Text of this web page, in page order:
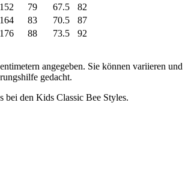
152 79 67.5
82
164 83 70.5
87
176 88 73.5 92
angegeben. Sie können variieren und
gedacht.
bei den Kids Classic Bee Styles.